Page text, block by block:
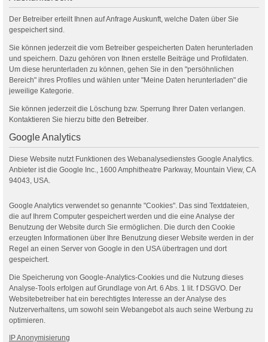
Der Betreiber erteilt Ihnen auf Anfrage Auskunft, welche Daten über Sie
gespeichert sind.
Sie können jederzeit die vom Betreiber gespeicherten Daten herunterladen
und speichern. Dazu gehören von Ihnen erstelle Beiträge und Profildaten.
Um diese herunterladen zu können, gehen Sie in den "persöhnlichen
Bereich" ihres Profiles und wählen unter "Meine Daten herunterladen" die
jeweilige Kategorie.
Sie können jederzeit die Löschung bzw. Sperrung Ihrer Daten verlangen.
Kontaktieren Sie hierzu bitte den Betreiber.
Google Analytics
Diese Website nutzt Funktionen des Webanalysedienstes Google Analytics.
Anbieter ist die Google Inc., 1600 Amphitheatre Parkway, Mountain View, CA
94043, USA.
Google Analytics verwendet so genannte "Cookies". Das sind Textdateien,
die auf Ihrem Computer gespeichert werden und die eine Analyse der
Benutzung der Website durch Sie ermöglichen. Die durch den Cookie
erzeugten Informationen über Ihre Benutzung dieser Website werden in der
Regel an einen Server von Google in den USA übertragen und dort
gespeichert.
Die Speicherung von Google-Analytics-Cookies und die Nutzung dieses
Analyse-Tools erfolgen auf Grundlage von Art. 6 Abs. 1 lit. f DSGVO. Der
Websitebetreiber hat ein berechtigtes Interesse an der Analyse des
Nutzerverhaltens, um sowohl sein Webangebot als auch seine Werbung zu
optimieren.
IP Anonymisierung